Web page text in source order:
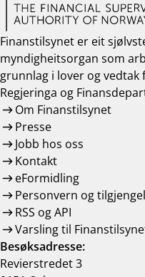
Finanstilsynet er eit
myndigheitsorgan som
grunnlag i lover og vedtak
Regjeringa og
Om Finanstilsynet
Presse
Jobb hos oss
Kontakt
eFormidling
Personvern og
RSS og API
Varsling til
Besøksadresse:
Revierstredet 3